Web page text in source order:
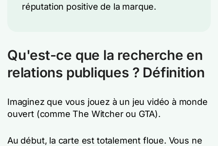
réputation positive de la marque.
Qu'est-ce que la recherche en
relations publiques ? Définition
Imaginez que vous jouez à un jeu vidéo à monde
ouvert (comme The Witcher ou GTA).
Au début, la carte est totalement floue. Vous ne